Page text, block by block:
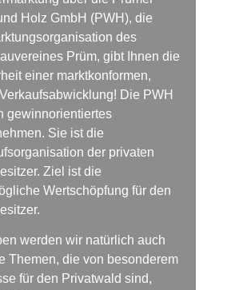
Holz GmbH (PWH), die
des
Prüm, gibt Ihnen die
einer marktkonformen,
Die PWH
gewinnorientiertes
Sie ist die
der privaten
Ziel ist die
Wertschöpfung für den
werden wir natürlich auch
Themen, die von besonderem
für den Privatwald sind,